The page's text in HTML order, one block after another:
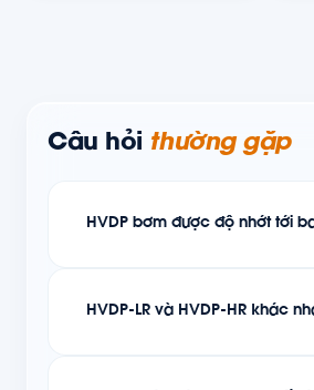
Câu hỏi thường gặp
HVDP bơm được độ nhớt tới
HVDP-LR và HVDP-HR khác